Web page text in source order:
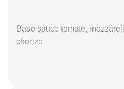
Base sauce tomate,
chorizo